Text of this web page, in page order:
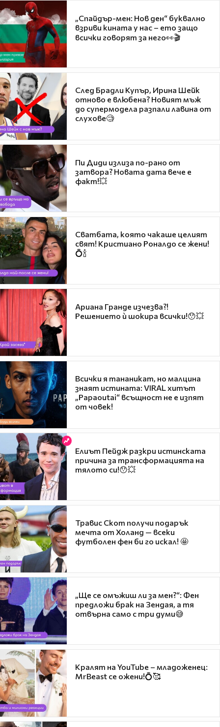
„Спайдър-мен: Нов ден“ буквално
взриви кината у нас – ето защо
всички говорят за него👀🎬
След Брадли Купър, Ирина Шейк
отново е влюбена? Новият мъж
до супермодела разпали лавина от
слухове🧐
Пи Диди излиза по-рано от
затвора? Новата дата вече е
факт!💥
Сватбата, която чакаше целият
свят! Кристиано Роналдо се жени!
💍🍾
Ариана Гранде изчезва?!
Решението ѝ шокира всички!😯💥
Всички я тананикат, но малцина
знаят истината: VIRAL хитът
„Papaoutai“ всъщност не е изпят
от човек!
Елиът Пейдж разкри истинската
причина за трансформацията на
тялото си!😯💥
Травис Скот получи подарък
мечта от Холанд — всеки
футболен фен би го искал! 🤩
„Ще се омъжиш ли за мен?“: Фен
предложи брак на Зендая, а тя
отвърна само с три думи😅
Кралят на YouTube – младоженец:
MrBeast се ожени!💍🥰